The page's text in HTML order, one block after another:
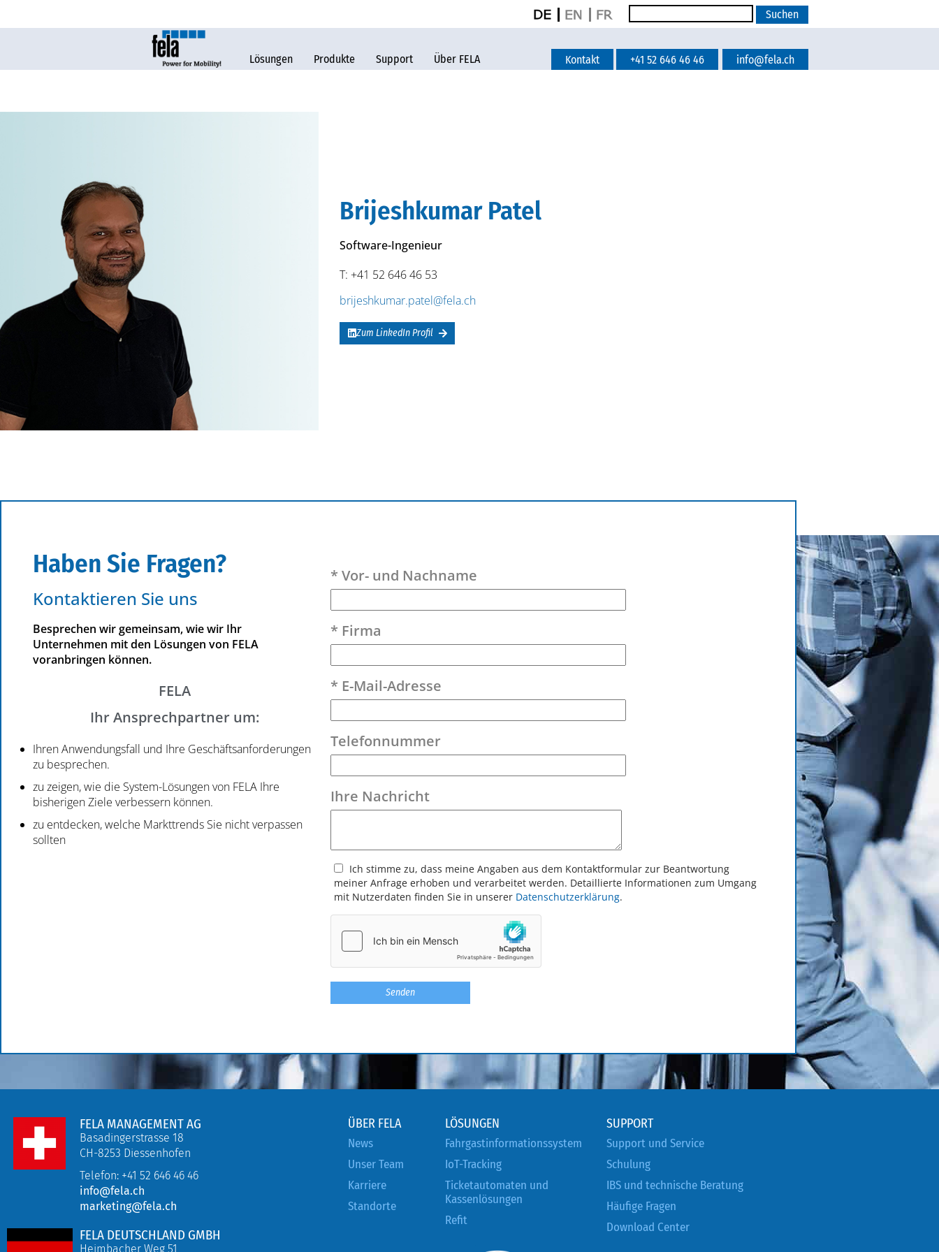
Lösungen Produkte Support Über FELA Kontakt +41 52 646 46 46 info@fela.ch
Brijeshkumar Patel
Software-Ingenieur
T: +41 52 646 46 53
brijeshkumar.patel@fela.ch
Zum LinkedIn Profil
Haben Sie Fragen?
Kontaktieren Sie uns
Besprechen wir gemeinsam, wie wir Ihr
Unternehmen mit den Lösungen von FELA
voranbringen können.
FELA
Ihr Ansprechpartner um:
Ihren Anwendungsfall und Ihre Geschäftsanforderungen
zu besprechen.
zu zeigen, wie die System-Lösungen von FELA Ihre
bisherigen Ziele verbessern können.
zu entdecken, welche Markttrends Sie nicht verpassen
sollten
* Vor- und Nachname
* Firma
* E-Mail-Adresse
Telefonnummer
Ihre Nachricht
Ich stimme zu, dass meine Angaben aus dem Kontakt­formular zur Beantwortung
meiner Anfrage erhoben und verarbeitet werden. Detaillierte Informationen zum Umgang
mit Nutzerdaten finden Sie in unserer Datenschutzerklärung.
FELA MANAGEMENT AG
Basadingerstrasse 18
CH-8253 Diessenhofen
Telefon: +41 52 646 46 46
info@fela.ch
marketing@fela.ch
FELA DEUTSCHLAND GMBH
Heimbacher Weg 51
ÜBER FELA
News
Unser Team
Karriere
Standorte
LÖSUNGEN
Fahrgastinformationssystem
IoT-Tracking
Ticketautomaten und
Kassenlösungen
Refit
SUPPORT
Support und Service
Schulung
IBS und technische Beratung
Häufige Fragen
Download Center